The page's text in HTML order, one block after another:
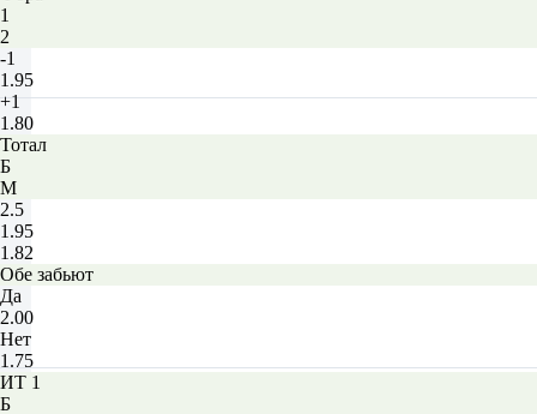
1
2
-1
1.95
+1
1.80
Тотал
Б
М
2.5
1.95
1.82
Обе забьют
Да
2.00
Нет
1.75
ИТ 1
Б